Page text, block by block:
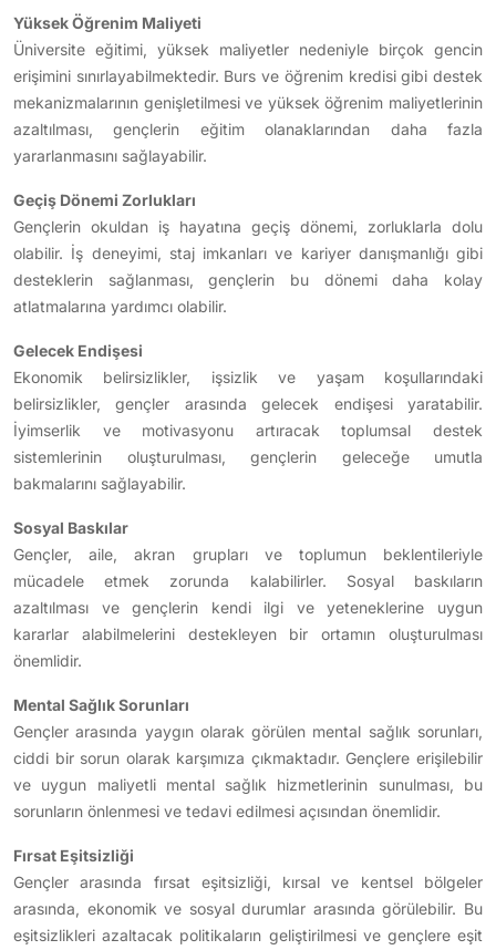
Yüksek Öğrenim Maliyeti
Üniversite eğitimi, yüksek maliyetler nedeniyle birçok gencin
erişimini sınırlayabilmektedir. Burs ve öğrenim kredisi gibi destek
mekanizmalarının genişletilmesi ve yüksek öğrenim maliyetlerinin
azaltılması, gençlerin eğitim olanaklarından daha fazla
yararlanmasını sağlayabilir.
Geçiş Dönemi Zorlukları
Gençlerin okuldan iş hayatına geçiş dönemi, zorluklarla dolu
olabilir. İş deneyimi, staj imkanları ve kariyer danışmanlığı gibi
desteklerin sağlanması, gençlerin bu dönemi daha kolay
atlatmalarına yardımcı olabilir.
Gelecek Endişesi
Ekonomik belirsizlikler, işsizlik ve yaşam koşullarındaki
belirsizlikler, gençler arasında gelecek endişesi yaratabilir.
İyimserlik ve motivasyonu artıracak toplumsal destek
sistemlerinin oluşturulması, gençlerin geleceğe umutla
bakmalarını sağlayabilir.
Sosyal Baskılar
Gençler, aile, akran grupları ve toplumun beklentileriyle
mücadele etmek zorunda kalabilirler. Sosyal baskıların
azaltılması ve gençlerin kendi ilgi ve yeteneklerine uygun
kararlar alabilmelerini destekleyen bir ortamın oluşturulması
önemlidir.
Mental Sağlık Sorunları
Gençler arasında yaygın olarak görülen mental sağlık sorunları,
ciddi bir sorun olarak karşımıza çıkmaktadır. Gençlere erişilebilir
ve uygun maliyetli mental sağlık hizmetlerinin sunulması, bu
sorunların önlenmesi ve tedavi edilmesi açısından önemlidir.
Fırsat Eşitsizliği
Gençler arasında fırsat eşitsizliği, kırsal ve kentsel bölgeler
arasında, ekonomik ve sosyal durumlar arasında görülebilir. Bu
eşitsizlikleri azaltacak politikaların geliştirilmesi ve gençlere eşit